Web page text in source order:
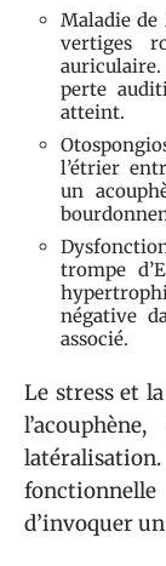
Maladie de
vertiges
auriculaire.
perte
atteint.
l’étrier
un
trompe
négative
associé.
Le stress et
d’invoquer